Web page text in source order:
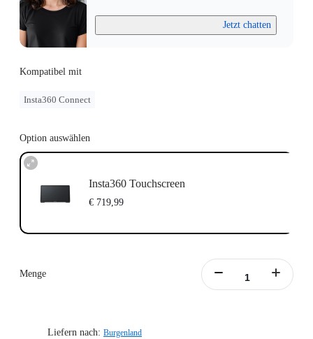
Jetzt chatten
Kompatibel mit
Insta360 Connect
Option auswählen
Insta360 Touchscreen
€ 719,99
Menge
Liefern nach: Burgenland